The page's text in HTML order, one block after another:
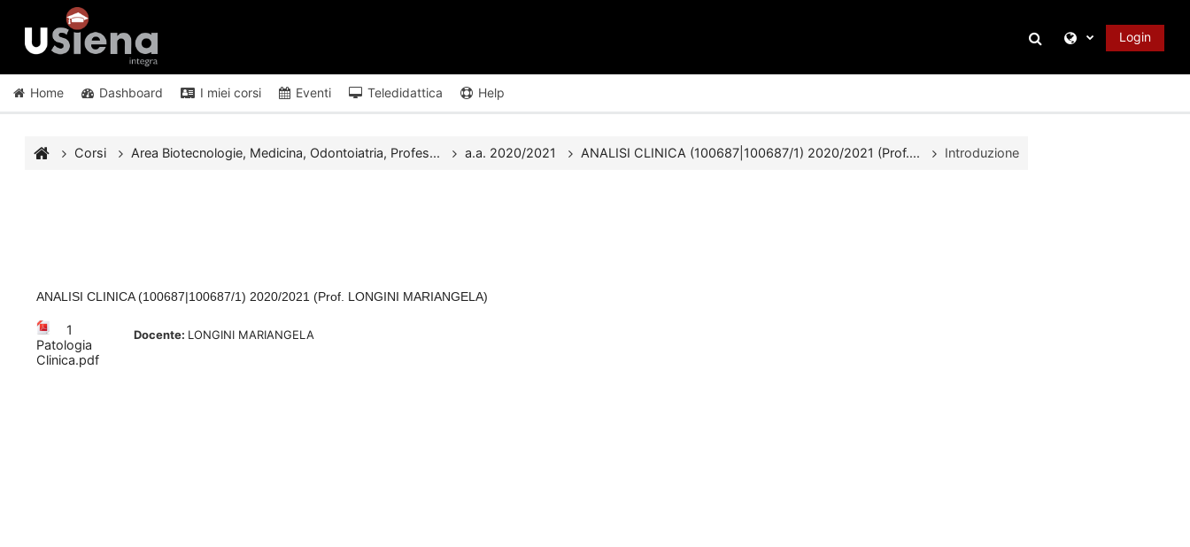
Vai al contenuto principale
Attiva/disattiva
Login
Home Dashboard I miei corsi Eventi Teledidattica Help
Corsi Area Biotecnologie, Medicina, Odontoiatria, Profes... a.a. 2020/2021 ANALISI CLINICA (100687|100687/1) 2020/2021 (Prof.... Introduzione
ANALISI CLINICA (100687|100687/1) 2020/2021 (Prof. LONGINI MARIANGELA)
1
Patologia
Clinica.pdf
Docente: LONGINI MARIANGELA